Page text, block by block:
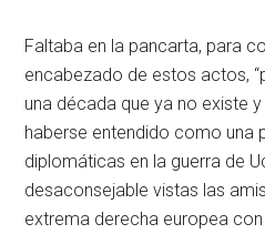
Faltaba en la pancarta, para
encabezado de estos actos,
una década que ya no existe
haberse entendido como una
diplomáticas en la guerra de
desaconsejable vistas las
extrema derecha europea